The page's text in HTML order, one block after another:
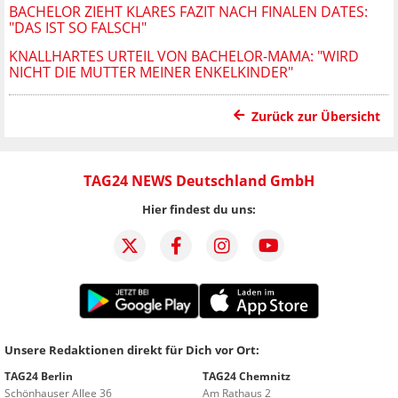
BACHELOR ZIEHT KLARES FAZIT NACH FINALEN DATES:
"DAS IST SO FALSCH"
KNALLHARTES URTEIL VON BACHELOR-MAMA: "WIRD
NICHT DIE MUTTER MEINER ENKELKINDER"
Zurück zur Übersicht
TAG24 NEWS Deutschland GmbH
Hier findest du uns:
Unsere Redaktionen direkt für Dich vor Ort:
TAG24 Berlin
Schönhauser Allee 36
TAG24 Chemnitz
Am Rathaus 2